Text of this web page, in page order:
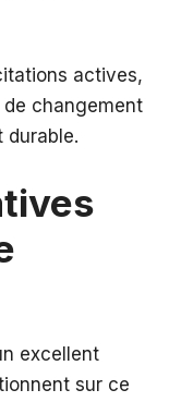
actives,
changement
durable.
excellent
sur ce